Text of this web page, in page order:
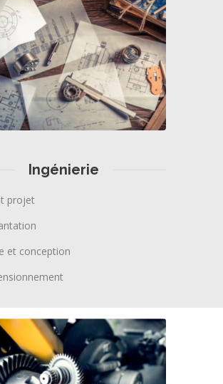
Ingénierie
projet
et conception